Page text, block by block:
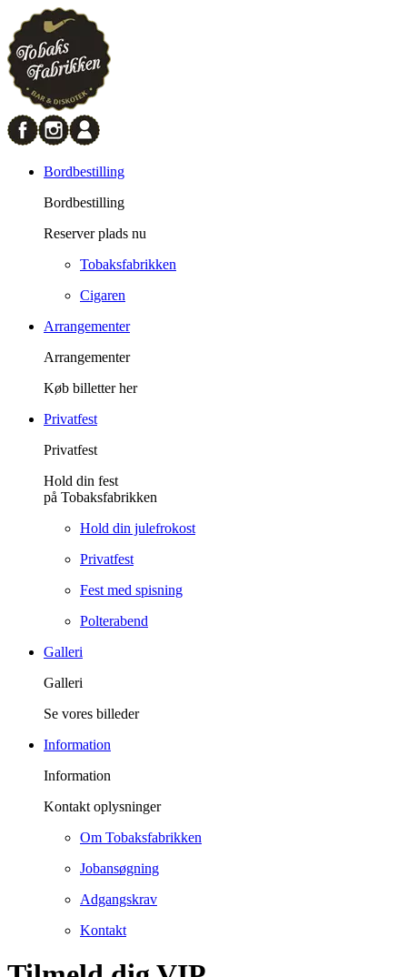
Bordbestilling
Bordbestilling
Reserver plads nu
Tobaksfabrikken
Cigaren
Arrangementer
Arrangementer
Køb billetter her
Privatfest
Privatfest
Hold din fest
på Tobaksfabrikken
Hold din julefrokost
Privatfest
Fest med spisning
Polterabend
Galleri
Galleri
Se vores billeder
Information
Information
Kontakt oplysninger
Om Tobaksfabrikken
Jobansøgning
Adgangskrav
Kontakt